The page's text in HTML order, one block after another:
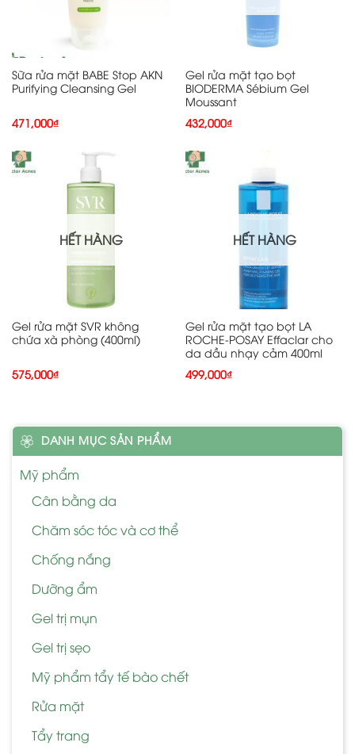
Sữa rửa mặt BABE Stop AKN
Purifying Cleansing Gel
471,000₫
Gel rửa mặt tạo bọt
BIODERMA Sébium Gel
Moussant
432,000₫
HẾT HÀNG
Gel rửa mặt SVR không
chứa xà phòng (400ml)
575,000₫
HẾT HÀNG
Gel rửa mặt tạo bọt LA
ROCHE-POSAY Effaclar cho
da dầu nhạy cảm 400ml
499,000₫
DANH MỤC SẢN PHẨM
Mỹ phẩm
Cân bằng da
Chăm sóc tóc và cơ thể
Chống nắng
Dưỡng ẩm
Gel trị mụn
Gel trị sẹo
Mỹ phẩm tẩy tế bào chết
Rửa mặt
Tẩy trang